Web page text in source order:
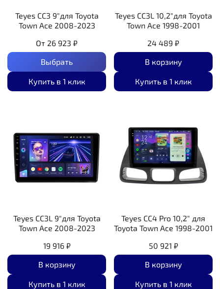
Teyes CC3 9"для Toyota
Town Ace 2008-2023
От 26 923 ₽
Выбрать
Купить в 1 клик
Teyes CC3L 10,2"для Toyota
Town Ace 1998-2001
24 489 ₽
В корзину
Купить в 1 клик
Teyes CC3L 9"для Toyota
Town Ace 2008-2023
19 916 ₽
В корзину
Купить в 1 клик
Teyes CC4 Pro 10,2" для
Toyota Town Ace 1998-2001
50 921 ₽
В корзину
Купить в 1 клик